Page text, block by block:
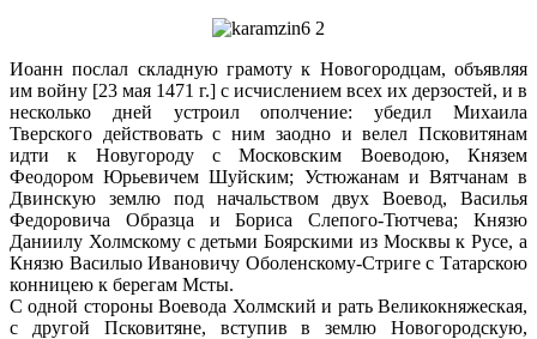
Иоанн послал складную грамоту к Новогородцам, объявляя
им войну [23 мая 1471 г.] с исчислением всех их дерзостей, и в
несколько дней устроил ополчение: убедил Михаила
Тверского действовать с ним заодно и велел Псковитянам
идти к Новугороду с Московским Воеводою, Князем
Феодором Юрьевичем Шуйским; Устюжанам и Вятчанам в
Двинскую землю под начальством двух Воевод, Василья
Федоровича Образца и Бориса Слепого-Тютчева; Князю
Даниилу Холмскому с детьми Боярскими из Москвы к Русе, а
Князю Василыо Ивановичу Оболенскому-Стриге с Татарскою
конницею к берегам Мсты.
С одной стороны Воевода Холмский и рать Великокняжеская,
с другой Псковитяне, вступив в землю Новогородскую,